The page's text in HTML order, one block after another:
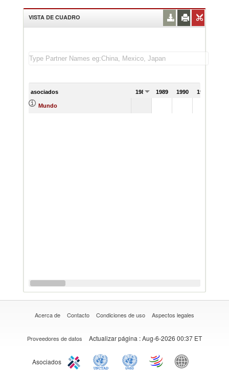
VISTA DE CUADRO
asociados 1988 1989 1990 1991
Mundo
Acerca de Contacto Condiciones de uso Aspectos legales
Proveedores de datos Actualizar página : Aug-6-2026 00:37 ET
Asociados